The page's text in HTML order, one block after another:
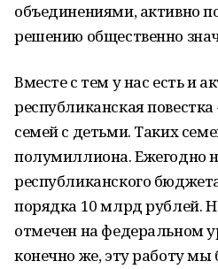
объединениями, активно
решению общественно
Вместе с тем у нас есть и
республиканская
семей с детьми. Таких
полумиллиона. Ежегодно
республиканского
порядка 10 млрд рублей.
отмечен на федеральном
конечно же, эту работу мы